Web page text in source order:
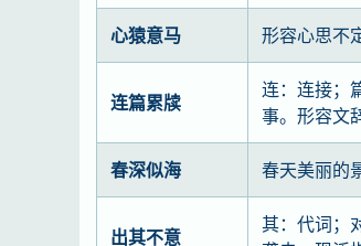
心猿意马 形容心思不
连篇累牍
连：连接；
事。形容文
春深似海 春天美丽的
出其不意
其：代词；